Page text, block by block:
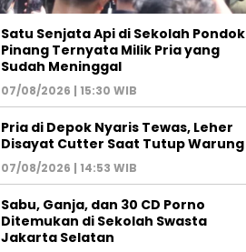
Satu Senjata Api di Sekolah Pondok
Pinang Ternyata Milik Pria yang
Sudah Meninggal
07/08/2026 | 15:30 WIB
Pria di Depok Nyaris Tewas, Leher
Disayat Cutter Saat Tutup Warung
07/08/2026 | 14:53 WIB
Sabu, Ganja, dan 30 CD Porno
Ditemukan di Sekolah Swasta
Jakarta Selatan